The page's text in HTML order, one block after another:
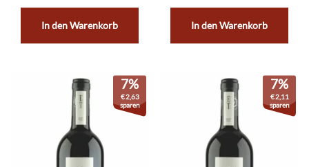
In den Warenkorb In den Warenkorb
7%
€2,63
sparen
7%
€2,11
sparen